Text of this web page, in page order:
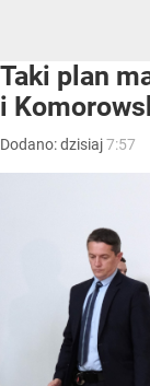
Taki plan
i
Dodano:dzisiaj7:57